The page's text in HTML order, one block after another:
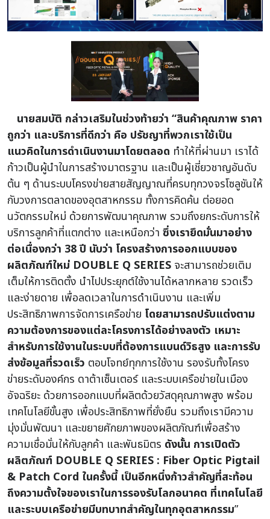
นายสมบัติ กล่าวเสริมในช่วงท้ายว่า “สินค้าคุณภาพ ราคา
ถูกว่า และบริการที่ดีกว่า คือ ปรัชญาที่พวกเราใช้เป็น
แนวคิดในการดำเนินงานมาโดยตลอด ทำให้ที่ผ่านมา เราได้
ก้าวเป็นผู้นำในการสร้างมาตรฐาน และเป็นผู้เชี่ยวชาญอันดับ
ต้น ๆ ด้านระบบโครงข่ายสายสัญญาณที่ครบทุกวงจรโซลูชันให้
กับวงการตลาดของอุตสาหกรรม ทั้งการคิดค้น ต่อยอด
นวัตกรรมใหม่ ด้วยการพัฒนาคุณภาพ รวมถึงยกระดับการให้
บริการลูกค้าที่แตกต่าง และเหนือกว่า ซึ่งเรายึดมั่นมาอย่าง
ต่อเนื่องกว่า 38 ปี นับว่า โครงสร้างการออกแบบของ
ผลิตภัณฑ์ใหม่ DOUBLE Q SERIES จะสามารถช่วยเติม
เต็มให้การติดตั้ง นำไปประยุกต์ใช้งานได้หลากหลาย รวดเร็ว
และง่ายดาย เพื่อลดเวลาในการดำเนินงาน และเพิ่ม
ประสิทธิภาพการจัดการเครือข่าย โดยสามารถปรับแต่งตาม
ความต้องการของแต่ละโครงการได้อย่างลงตัว เหมาะ
สำหรับการใช้งานในระบบที่ต้องการแบนด์วิธสูง และการรับ
ส่งข้อมูลที่รวดเร็ว ตอบโจทย์ทุกการใช้งาน รองรับทั้งโครง
ข่ายระดับองค์กร ดาต้าเซ็นเตอร์ และระบบเครือข่ายในเมือง
อัจฉริยะ ด้วยการออกแบบที่ผลิตด้วยวัสดุคุณภาพสูง พร้อม
เทคโนโลยีขั้นสูง เพื่อประสิทธิภาพที่ยั่งยืน รวมถึงเรามีความ
มุ่งมั่นพัฒนา และขยายศักยภาพของผลิตภัณฑ์เพื่อสร้าง
ความเชื่อมั่นให้กับลูกค้า และพันธมิตร ดังนั้น การเปิดตัว
ผลิตภัณฑ์ DOUBLE Q SERIES : Fiber Optic Pigtail
& Patch Cord ในครั้งนี้ เป็นอีกหนึ่งก้าวสำคัญที่สะท้อน
ถึงความตั้งใจของเราในการรองรับโลกอนาคต ที่เทคโนโลยี
และระบบเครือข่ายมีบทบาทสำคัญในทุกอุตสาหกรรม”